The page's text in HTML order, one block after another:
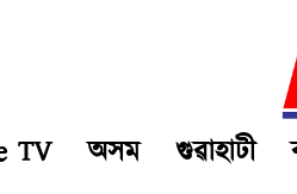
TV অসম গুৱাহাটী